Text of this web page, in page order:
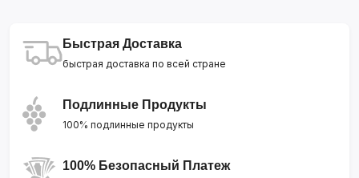
Быстрая Доставка
быстрая доставка по всей стране
Подлинные Продукты
100% подлинные продукты
100% Безопасный Платеж